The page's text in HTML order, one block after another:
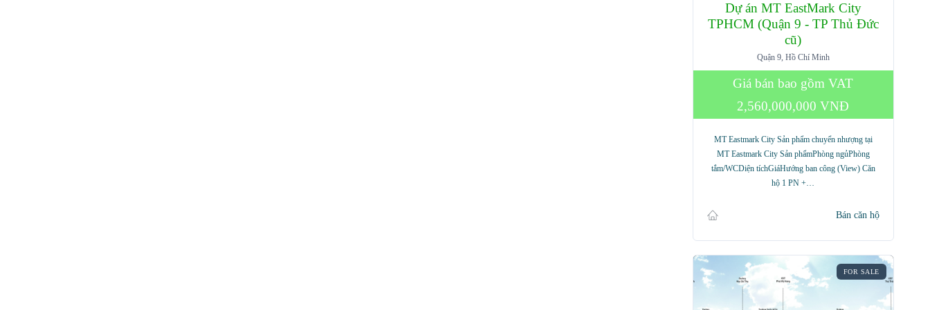
Dự án MT EastMark City
TPHCM (Quận 9 - TP Thủ Đức
cũ)
Quận 9, Hồ Chí Minh
Giá bán bao gồm VAT
2,560,000,000 VNĐ
MT Eastmark City Sản phẩm chuyển nhượng tại
MT Eastmark City Sản phẩmPhòng ngủPhòng
tắm/WCDiện tíchGiáHướng ban công (View) Căn
hộ 1 PN +…
Bán căn hộ
FOR SALE